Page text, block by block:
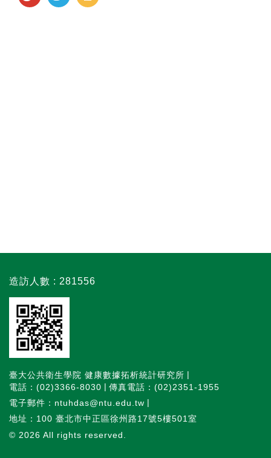
造訪人數 : 281556
臺大公共衛生學院 健康數據拓析統計研究所
電話：(02)3366-8030
傳真電話：(02)2351-1955
電子郵件：ntuhdas@ntu.edu.tw
地址：100 臺北市中正區徐州路17號5樓501室
© 2026 All rights reserved.